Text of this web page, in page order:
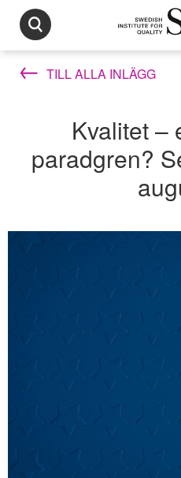
TILL ALLA INLÄGG
Kvalitet –
paradgren?